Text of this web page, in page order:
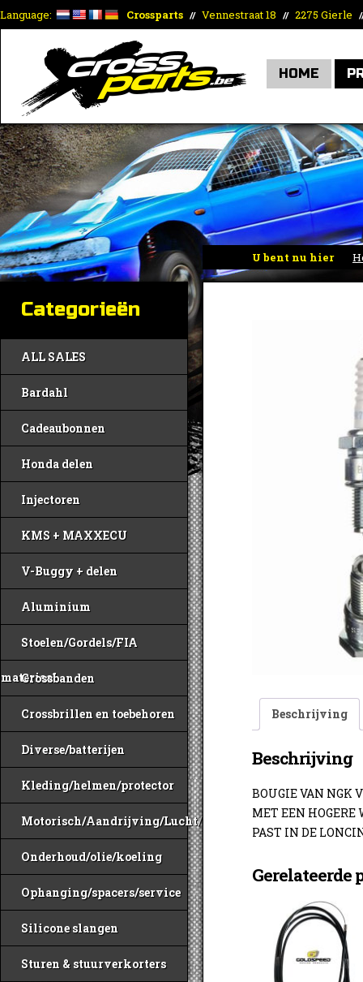
Language: Crossparts // Vennestraat 18 // 2275 Gierle
HOME
U bent nu hier
Categorieën
ALL SALES
Bardahl
Cadeaubonnen
Honda delen
Injectoren
KMS + MAXXECU
V-Buggy + delen
Aluminium
Stoelen/Gordels/FIA
materiaal
Crossbanden
Crossbrillen en toebehoren
Diverse/batterijen
Kleding/helmen/protector
Motorisch/Aandrijving/Lucht/Benzine
Onderhoud/olie/koeling
Ophanging/spacers/service
Silicone slangen
Sturen & stuurverkorters
Beschrijving
Beschrijving
BOUGIE VAN NGK
MET EEN HOGERE
PAST IN DE
Gerelateerde